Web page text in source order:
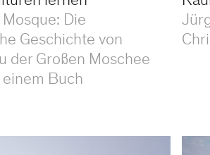
Die
Geschichte von
der Großen Moschee
Buch